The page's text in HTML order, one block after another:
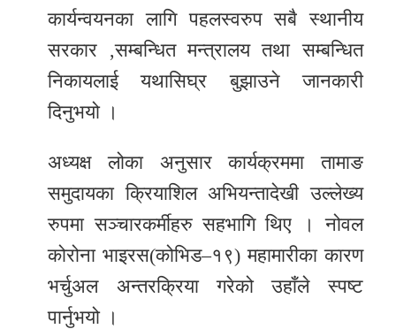
कार्यन्वयनका लागि पहलस्वरुप सबै स्थानीय
सरकार ,सम्बन्धित मन्त्रालय तथा सम्बन्धित
निकायलाई यथासिघ्र बुझाउने जानकारी
दिनुभयो ।
अध्यक्ष लोका अनुसार कार्यक्रममा तामाङ
समुदायका क्रियाशिल अभियन्तादेखी उल्लेख्य
रुपमा सञ्चारकर्मीहरु सहभागि थिए । नोवल
कोरोना भाइरस(कोभिड–१९) महामारीका कारण
भर्चुअल अन्तरक्रिया गरेको उहाँले स्पष्ट
पार्नुभयो ।